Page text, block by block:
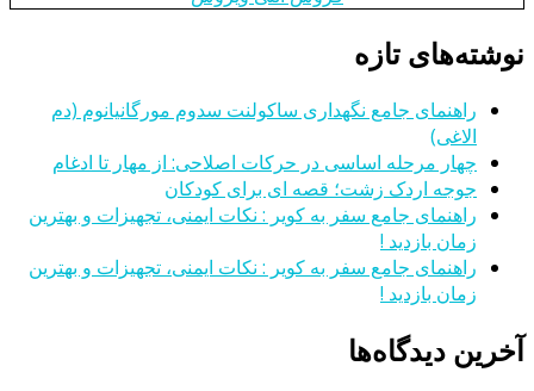
نوشته‌های تازه
راهنمای جامع نگهداری ساکولنت سدوم مورگانیانوم (دم
الاغی)
چهار مرحله اساسی در حرکات اصلاحی: از مهار تا ادغام
جوجه اردک زشت؛ قصه ای برای کودکان
راهنمای جامع سفر به کویر : نکات ایمنی، تجهیزات و بهترین
زمان بازدید !
راهنمای جامع سفر به کویر : نکات ایمنی، تجهیزات و بهترین
زمان بازدید !
آخرین دیدگاه‌ها